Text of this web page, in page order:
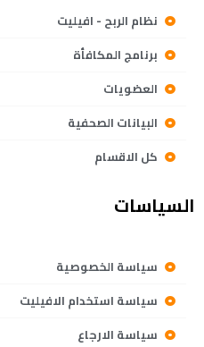
نظام الربح - افيليت
برنامج المكافأة
العضويات
البيانات الصحفية
كل الاقسام
السياسات
سياسة الخصوصية
سياسة استخدام الافيليت
سياسة الارجاع